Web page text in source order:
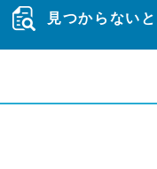
見つからない